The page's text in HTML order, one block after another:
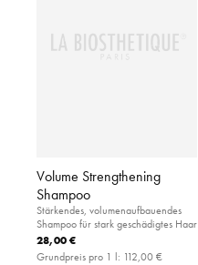
Volume Strengthening
Shampoo
Stärkendes, volumenaufbauendes
Shampoo für stark geschädigtes Haar
28,00 €
Grundpreis pro 1 l: 112,00 €